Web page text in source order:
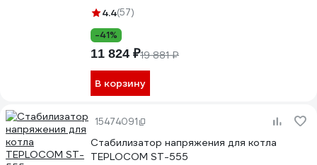
4.4(57)
-41%
11 824 ₽19 881 ₽
В корзину
15474091
Стабилизатор напряжения для котла
TEPLOCOM ST-555